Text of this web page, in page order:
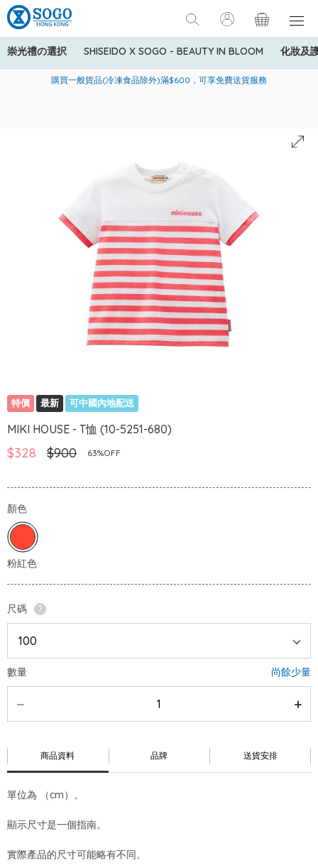
崇光禮の選択 SHISEIDO X SOGO - BEAUTY IN BLOOM 化妝及
美國運通Explorer®信用卡會員購物禮遇：高達5%簽賬回贈！
購買一般貨品(冷凍食品除外)滿$600，可享免費送貨服務
寄送中國內地服務只適用於指定商品，若訂單金額少於HK$600(折
特價 最新 可中國內地配送
MIKI HOUSE - T恤 (10-5251-680)
$328 $900 63%OFF
顏色
尺碼 ?
數量 尚餘少量
商品資料 品牌 送貨安排
單位為 （cm）。
顯示尺寸是一個指南。
實際產品的尺寸可能略有不同。